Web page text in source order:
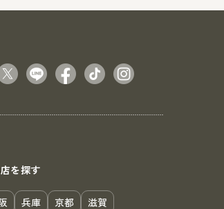
を探す
兵庫 京都 滋賀